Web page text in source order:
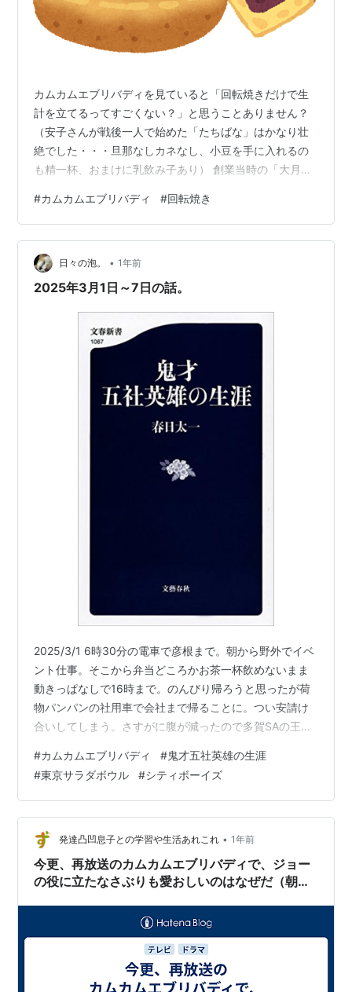
カムカムエブリバディを見ていると「回転焼きだけで生
計を立てるってすごくない？」と思うことありません？
（安子さんが戦後一人で始めた「たちばな」はかなり壮
絶でした・・・旦那なしカネなし、小豆を手に入れるの
も精一杯、おまけに乳飲み子あり） 創業当時の「大月」
「立派な看板」「大月とプリントされた紙袋」など設備
投資もできているのを見ると「経営が順風満帆」だと分
かります。 回転焼き「大月」を2世代に渡って経営をし
ている。成功の秘訣はたちばな時代から受け継がれた
「あんこのおまじない」だろう」プロジェクトXで取り上
#カムカムエブリバディ #回転焼き
日々の泡。 • 1年前
2025年3月1日～7日の話。
2025/3/1 6時30分の電車で彦根まで。朝から野外でイベ
ント仕事。そこから弁当どころかお茶一杯飲めないまま
動きっぱなしで16時まで。のんびり帰ろうと思ったが荷
物パンパンの社用車で会社まで帰ることに。つい安請け
合いしてしまう。さすがに腹が減ったので多賀SAの王将
大津インターというところで事故が発生。側道をパトカ
ーが何台か通り過ぎる。結局最後の5kmに30分かかって
到着。会社に車戻して、徒歩25分で帰宅。結局帰り着い
たのは7時前。スマートウォッチの万歩計は実に2万8千
歩！ 夜、NHK+で今週の「カムカムエブリバディ」観て
ほっこり。ひなた小学…
#カムカムエブリバディ #鬼才五社英雄の生涯
#東京サラダボウル #シティボーイズ
発達凸凹息子との学習や生活あれこれ • 1年前
今更、再放送のカムカムエブリバディで、ジョー
の役に立たなさぶりも愛おしいのはなぜだ（朝ド